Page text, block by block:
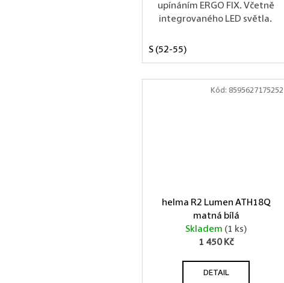
upínáním ERGO FIX. Včetně
integrovaného LED světla.
S (52-55)
helma R2 Lumen ATH18Q
matná bílá
Skladem (1 ks)
1 450 Kč
DETAIL
Kód:8595627175252